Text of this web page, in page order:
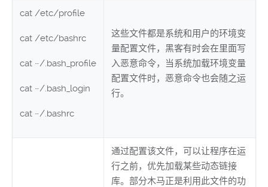
cat /etc/profile
cat /etc/bashrc
cat ~/.bash_profile
cat ~/.bash_login
cat ~/.bashrc
这些文件都是系统和用户的环境变
量配置文件，黑客有时会在里面写
入恶意命令，当系统加载环境变量
配置文件时，恶意命令也会随之运
行。
通过配置该文件，可以让程序在运
行之前，优先加载某些动态链接
库。部分木马正是利用此文件的功